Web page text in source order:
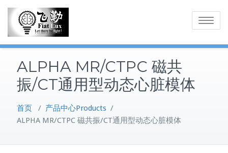
content
Toggle
ALPHA MR/CTPC 磁共
振/CT通用型动态心脏模体
首页 / 产品中心Products /
ALPHA MR/CTPC 磁共振/CT通用型动态心脏模体